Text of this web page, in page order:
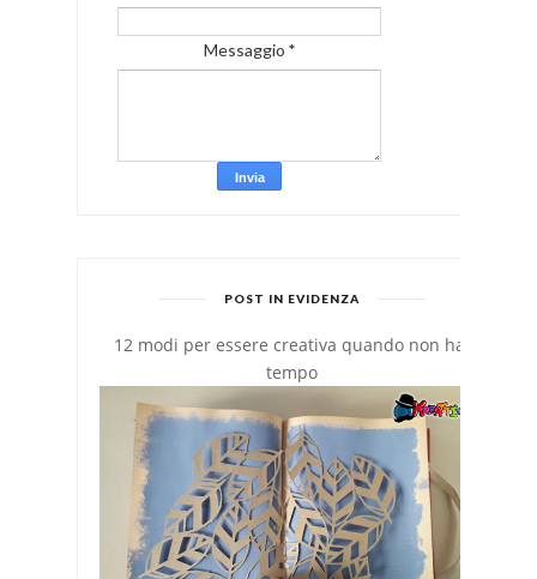
Messaggio *
POST IN EVIDENZA
12 modi per essere creativa quando non hai
tempo